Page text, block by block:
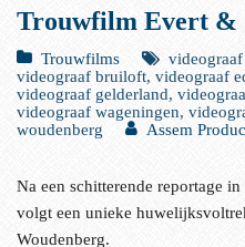
Trouwfilm Evert &
Trouwfilms
videograaf bruiloft, videograaf
videograaf gelderland,
videograaf wageningen,
woudenberg
Assem
Na een schitterende reportage
volgt een unieke
Woudenberg.